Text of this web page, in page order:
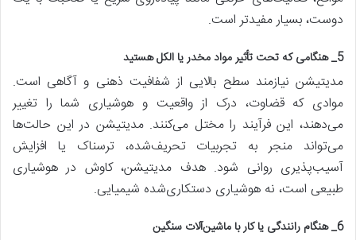
دوست، بسیار مفیدتر است.
5_ هنگامی که تحت تأثیر مواد مخدر یا الکل هستید
مدیتیشن نیازمند سطح بالایی از شفافیت ذهنی و آگاهی است.
موادی که قضاوت، درک از واقعیت و هوشیاری شما را تغییر
می‌دهند، این فرآیند را مختل می‌کنند. مدیتیشن در این حالت‌ها
می‌تواند منجر به تجربیات تحریف‌شده، ترسناک یا افزایش
آسیب‌پذیری روانی شود. هدف مدیتیشن، کاوش در هوشیاری
طبیعی است، نه هوشیاری دستکاری‌شده شیمیایی.
6_ هنگام رانندگی یا کار با ماشین‌آلات سنگین